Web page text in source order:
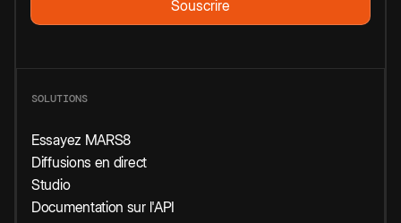
SOLUTIONS
Essayez MARS8
Diffusions en direct
Studio
Documentation sur l'API